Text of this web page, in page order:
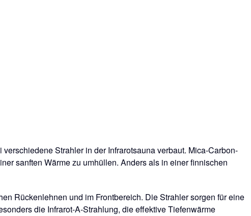
Strahler in der Infrarotsauna verbaut. Mica-Carbon-
sanften Wärme zu umhüllen. Anders als in einer finnischen
Rückenlehnen und im Frontbereich. Die Strahler sorgen für eine
die Infrarot-A-Strahlung, die effektive Tiefenwärme